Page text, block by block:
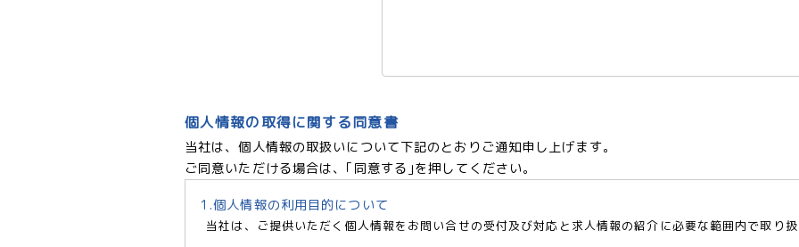
個人情報の取得に関する同意書
当社は、個人情報の取扱いについて下記のとおりご通知申し上げます。
ご同意いただける場合は、｢同意する｣を押してください。
1.個人情報の利用目的について
当社は、ご提供いただく個人情報をお問い合せの受付及び対応と求人情報の紹介に必要な範囲内で取り